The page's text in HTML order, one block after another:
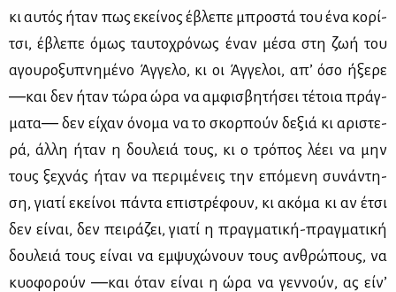
κι αυ­τός ήταν πως εκεί­νος έβλε­πε μπρο­στά του ένα κο­ρί­
τσι, έβλε­πε όμως ταυ­το­χρό­νως έναν μέ­σα στη ζωή του
αγου­ρο­ξυ­πνη­μέ­νο Άγ­γε­λο, κι οι Άγ­γε­λοι, απ’ όσο ήξε­ρε
―και δεν ήταν τώ­ρα ώρα να αμ­φι­σβη­τή­σει τέ­τοια πράγ­
μα­τα― δεν εί­χαν όνο­μα να το σκορ­πούν δε­ξιά κι αρι­στε­
ρά, άλ­λη ήταν η δου­λειά τους, κι ο τρό­πος λέ­ει να μην
τους ξε­χνάς ήταν να πε­ρι­μέ­νεις την επό­με­νη συ­νά­ντη­
ση, για­τί εκεί­νοι πά­ντα επι­στρέ­φουν, κι ακό­μα κι αν έτσι
δεν εί­ναι, δεν πει­ρά­ζει, για­τί η πραγ­μα­τι­κή-πραγ­μα­τι­κή
δου­λειά τους εί­ναι να εμ­ψυ­χώ­νουν τους αν­θρώ­πους, να
κυο­φο­ρούν ―και όταν εί­ναι η ώρα να γεν­νούν, ας εί­ν’